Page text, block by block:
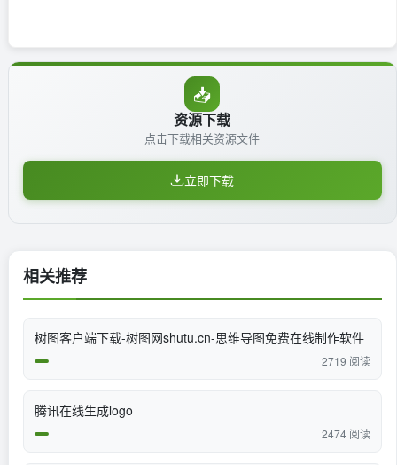
📥
资源下载
点击下载相关资源文件
立即下载
相关推荐
树图客户端下载-树图网shutu.cn-思维导图免费在线制作软件
2719 阅读
腾讯在线生成logo
2474 阅读